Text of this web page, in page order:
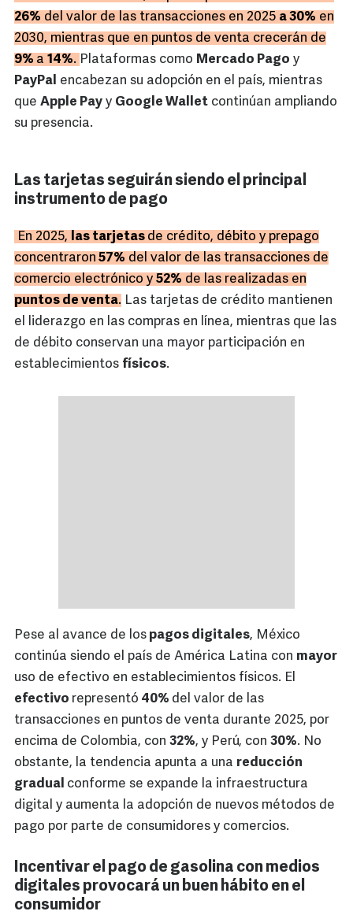
26% del valor de las transacciones en 2025 a 30% en
2030, mientras que en puntos de venta crecerán de
9% a 14%. Plataformas como Mercado Pago y
PayPal encabezan su adopción en el país, mientras
que Apple Pay y Google Wallet continúan ampliando
su presencia.
Las tarjetas seguirán siendo el principal
instrumento de pago
En 2025, las tarjetas de crédito, débito y prepago
concentraron 57% del valor de las transacciones de
comercio electrónico y 52% de las realizadas en
puntos de venta. Las tarjetas de crédito mantienen
el liderazgo en las compras en línea, mientras que las
de débito conservan una mayor participación en
establecimientos físicos.
Pese al avance de los pagos digitales, México
continúa siendo el país de América Latina con mayor
uso de efectivo en establecimientos físicos. El
efectivo representó 40% del valor de las
transacciones en puntos de venta durante 2025, por
encima de Colombia, con 32%, y Perú, con 30%. No
obstante, la tendencia apunta a una reducción
gradual conforme se expande la infraestructura
digital y aumenta la adopción de nuevos métodos de
pago por parte de consumidores y comercios.
Incentivar el pago de gasolina con medios
digitales provocará un buen hábito en el
consumidor